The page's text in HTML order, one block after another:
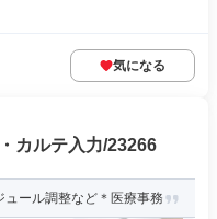
気になる
カルテ入力/23266
ール調整など＊医療事務